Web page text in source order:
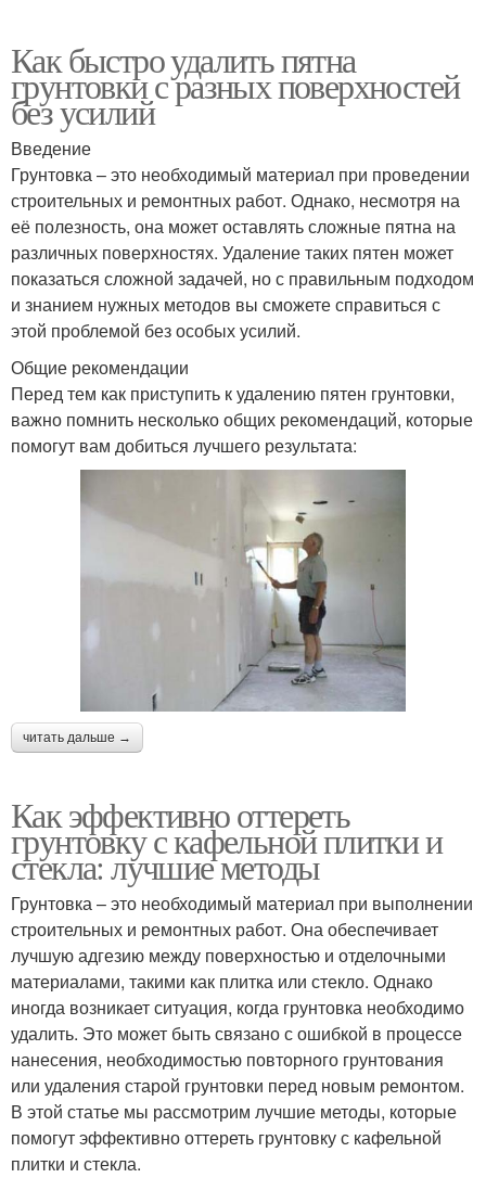
Как быстро удалить пятна
грунтовки с разных поверхностей
без усилий
Введение
Грунтовка – это необходимый материал при проведении
строительных и ремонтных работ. Однако, несмотря на
её полезность, она может оставлять сложные пятна на
различных поверхностях. Удаление таких пятен может
показаться сложной задачей, но с правильным подходом
и знанием нужных методов вы сможете справиться с
этой проблемой без особых усилий.
Общие рекомендации
Перед тем как приступить к удалению пятен грунтовки,
важно помнить несколько общих рекомендаций, которые
помогут вам добиться лучшего результата:
читать дальше →
Как эффективно оттереть
грунтовку с кафельной плитки и
стекла: лучшие методы
Грунтовка – это необходимый материал при выполнении
строительных и ремонтных работ. Она обеспечивает
лучшую адгезию между поверхностью и отделочными
материалами, такими как плитка или стекло. Однако
иногда возникает ситуация, когда грунтовка необходимо
удалить. Это может быть связано с ошибкой в процессе
нанесения, необходимостью повторного грунтования
или удаления старой грунтовки перед новым ремонтом.
В этой статье мы рассмотрим лучшие методы, которые
помогут эффективно оттереть грунтовку с кафельной
плитки и стекла.